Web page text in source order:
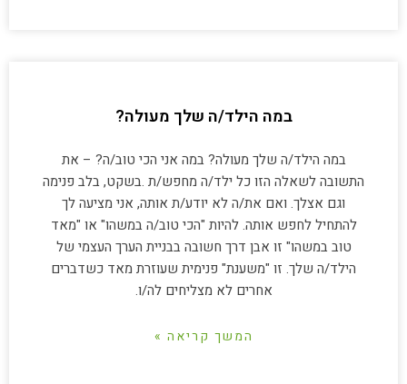
במה הילד/ה שלך מעולה?
במה הילד/ה שלך מעולה? במה אני הכי טוב/ה? – את
התשובה לשאלה הזו כל ילד/ה מחפש/ת .בשקט, בלב פנימה
וגם אצלך. ואם את/ה לא יודע/ת אותה, אני מציעה לך
להתחיל לחפש אותה. להיות "הכי טוב/ה במשהו" או "מאד
טוב במשהו" זו אבן דרך חשובה בבניית הערך העצמי של
הילד/ה שלך. זו "משענת" פנימית שעוזרת מאד כשדברים
אחרים לא מצליחים לה/ו.
המשך קריאה »